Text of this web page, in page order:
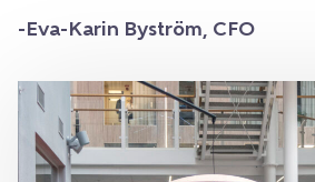
-Eva-Karin Byström, CFO